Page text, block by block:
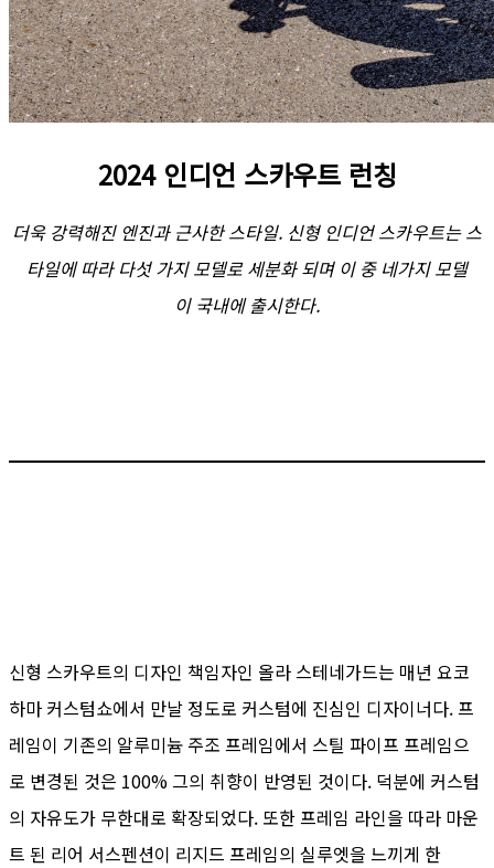
2024 인디언 스카우트 런칭
더욱 강력해진 엔진과 근사한 스타일. 신형 인디언 스카우트는 스
타일에 따라 다섯 가지 모델로 세분화 되며 이 중 네가지 모델
이 국내에 출시한다.
신형 스카우트의 디자인 책임자인 올라 스테네가드는 매년 요코
하마 커스텀쇼에서 만날 정도로 커스텀에 진심인 디자이너다. 프
레임이 기존의 알루미늄 주조 프레임에서 스틸 파이프 프레임으
로 변경된 것은 100% 그의 취향이 반영된 것이다. 덕분에 커스텀
의 자유도가 무한대로 확장되었다. 또한 프레임 라인을 따라 마운
트 된 리어 서스펜션이 리지드 프레임의 실루엣을 느끼게 한